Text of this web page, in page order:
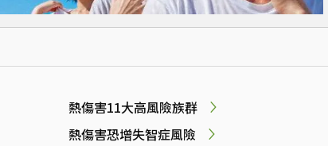
熱傷害11大高風險族群
熱傷害恐增失智症風險